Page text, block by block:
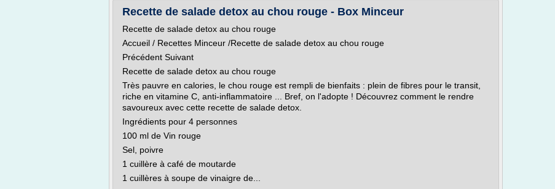
Recette de salade detox au chou rouge - Box Minceur
Recette de salade detox au chou rouge
Accueil / Recettes Minceur /Recette de salade detox au chou rouge
Précédent Suivant
Recette de salade detox au chou rouge
Très pauvre en calories, le chou rouge est rempli de bienfaits : plein de fibres pour le transit,
riche en vitamine C, anti-inflammatoire ... Bref, on l'adopte ! Découvrez comment le rendre
savoureux avec cette recette de salade detox.
Ingrédients pour 4 personnes
100 ml de Vin rouge
Sel, poivre
1 cuillère à café de moutarde
1 cuillères à soupe de vinaigre de...